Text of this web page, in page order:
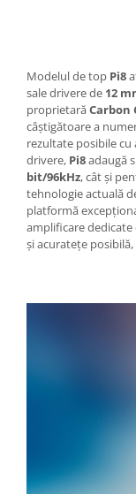
Modelul de top Pi8
sale drivere de 12
proprietarăCarbon
câștigătoare a
rezultate posibile
drivere, Pi8adaugă
bit/96kHz, cât și
tehnologie actuală
platformă
amplificare dedicate
și acuratețe